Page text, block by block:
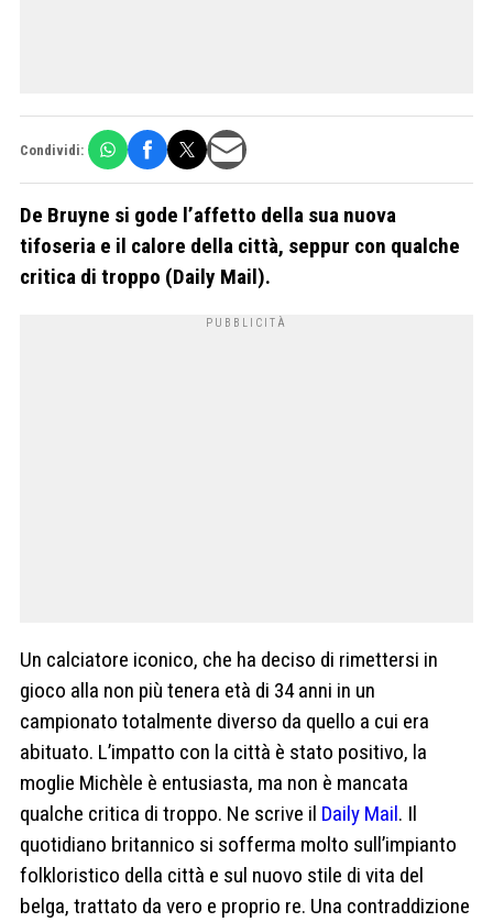
Condividi:
De Bruyne si gode l’affetto della sua nuova
tifoseria e il calore della città, seppur con qualche
critica di troppo (Daily Mail).
Un calciatore iconico, che ha deciso di rimettersi in
gioco alla non più tenera età di 34 anni in un
campionato totalmente diverso da quello a cui era
abituato. L’impatto con la città è stato positivo, la
moglie Michèle è entusiasta, ma non è mancata
qualche critica di troppo. Ne scrive il Daily Mail. Il
quotidiano britannico si sofferma molto sull’impianto
folkloristico della città e sul nuovo stile di vita del
belga, trattato da vero e proprio re. Una contraddizione